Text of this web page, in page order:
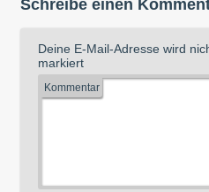
Schreibe einen
Deine E-Mail-Adresse wird
markiert
Kommentar